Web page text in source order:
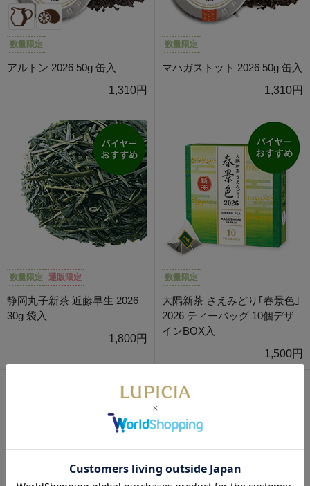
数量限定
アルトン 2026 50g 缶入
1,310円
数量限定
マハガストット 2026 50g 缶入
1,310円
数量限定 通販限定
静岡丸子新茶 近藤早生 2026
30g 袋入
1,800円
数量限定
大隅新茶 さえみどり｢春景色｣
2026 ティーバッグ 10個デザ
インBOX入
1,500円